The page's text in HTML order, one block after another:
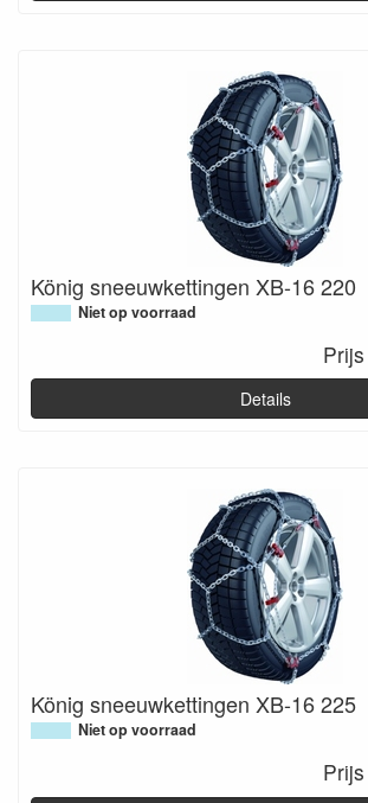
König sneeuwkettingen XB-16 220
Niet op voorraad
Details
König sneeuwkettingen XB-16 225
Niet op voorraad